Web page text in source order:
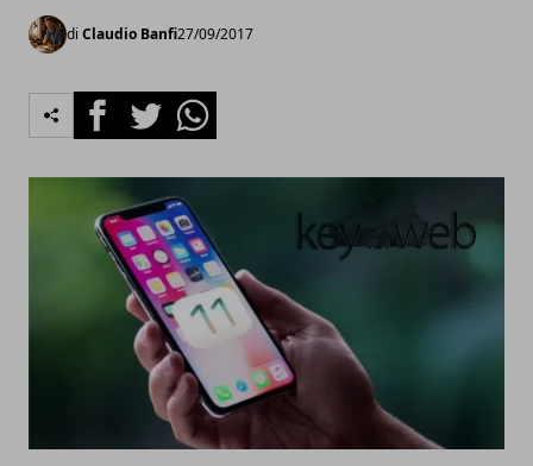
di Claudio Banfi27/09/2017
FacebookTwitterWhatsapp